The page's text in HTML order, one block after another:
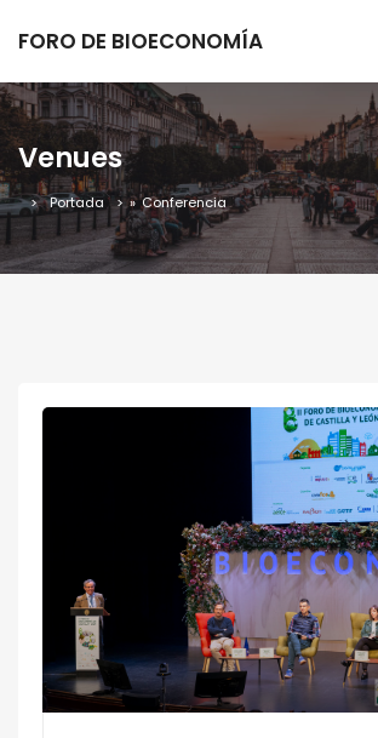
FORO DE BIOECONOMÍA
Venues
Portada » Conferencia